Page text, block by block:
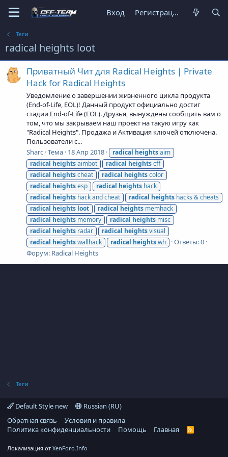
Вход Регистрация
Теги
radical heights loot
Приватный Чит для Radical Heights | Private
Hack for Radical Heights
Уведомление о завершении жизненного цикла продукта
(End-of-Life, EOL)! Данный продукт официально достиг
стадии End-of-Life (EOL). Друзья, вынуждены сообщить вам о
том, что мы закрываем наш проект на такую игру как
"Radical Heights". Продажа и Активация ключей отключена.
Пользователи с...
Sharc Тема 18 Апр 2018 radical heightsaim
radical heightsaimbot radical heightscff
radical heightscheat radical heightscolor
radical heightsesp radical heights hack
radical heights hack and cheat radical heights hacks & cheats
radical heights loot radical heights memhack
radical heights memory radical heights misc
radical heights radar radical heightsvisual
radical heightswallhack radical heightswh
Ответы: 0
Форум: Radical Heights
Теги
Default Style new
Russian (RU)
Обратная связь
Условия и правила
Политика конфиденциальности
Помощь Главная
R
Локализация от XenForo.Info